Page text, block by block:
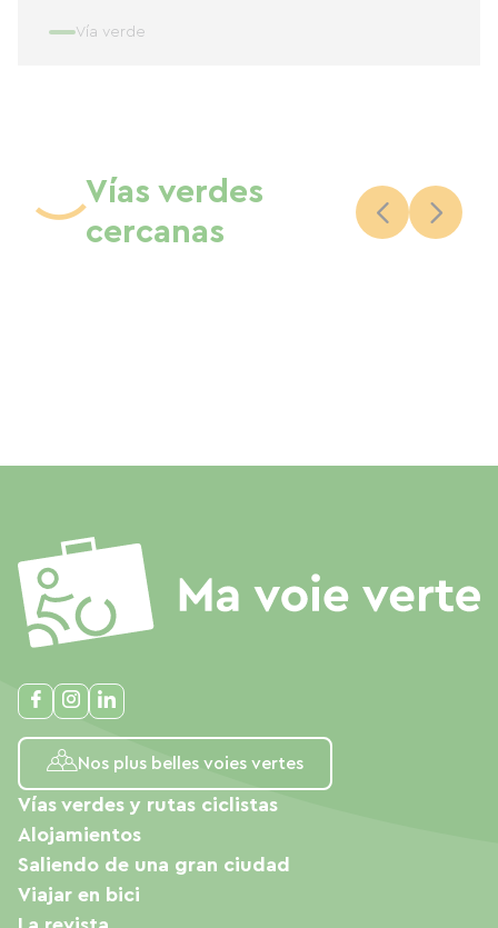
Vía verde
Vías verdes
cercanas
Nos plus belles voies vertes
Vías verdes y rutas ciclistas
Alojamientos
Saliendo de una gran ciudad
Viajar en bici